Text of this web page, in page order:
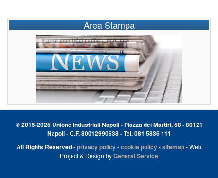
Area Stampa
© 2015-2025 Unione Industriali Napoli - Piazza dei Martiri, 58 - 80121
Napoli - C.F. 80012990638 - Tel. 081 5836 111
All Rights Reserved-privacy policy-cookie policy-sitemap- Web
Project & Design byGeneral Service